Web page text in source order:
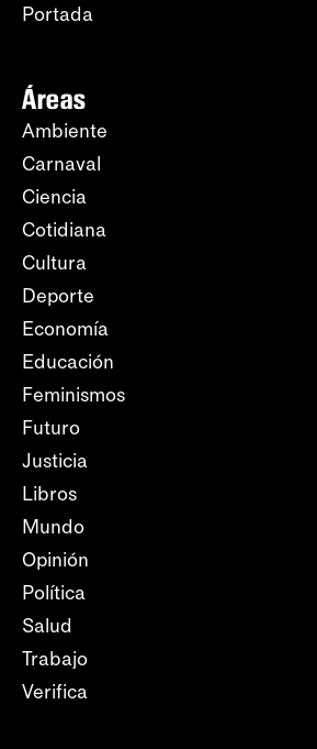
Portada
Áreas
Ambiente
Carnaval
Ciencia
Cotidiana
Cultura
Deporte
Economía
Educación
Feminismos
Futuro
Justicia
Libros
Mundo
Opinión
Política
Salud
Trabajo
Verifica